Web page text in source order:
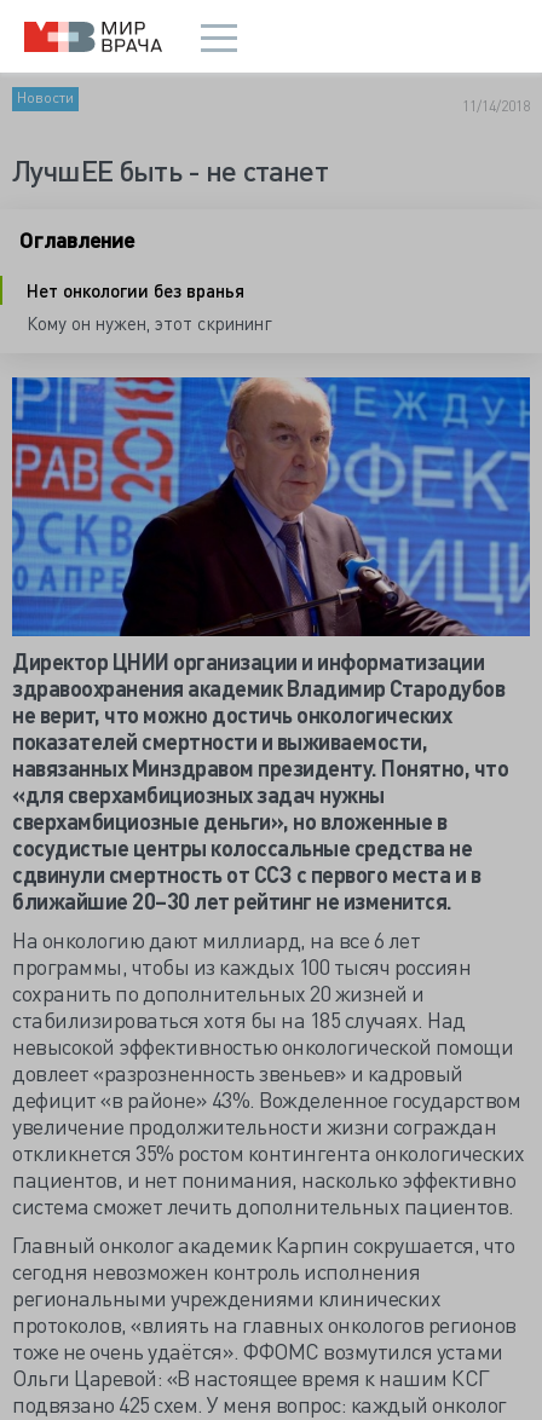
Новости 11/14/2018
ЛучшЕЕ быть - не станет
Оглавление
Нет онкологии без вранья
Кому он нужен, этот скрининг
Директор ЦНИИ организации и информатизации
здравоохранения академик Владимир Стародубов
не верит, что можно достичь онкологических
показателей смертности и выживаемости,
навязанных Минздравом президенту. Понятно, что
«для сверхамбициозных задач нужны
сверхамбициозные деньги», но вложенные в
сосудистые центры колоссальные средства не
сдвинули смертность от ССЗ с первого места и в
ближайшие 20–30 лет рейтинг не изменится.
На онкологию дают миллиард, на все 6 лет
программы, чтобы из каждых 100 тысяч россиян
сохранить по дополнительных 20 жизней и
стабилизироваться хотя бы на 185 случаях. Над
невысокой эффективностью онкологической помощи
довлеет «разрозненность звеньев» и кадровый
дефицит «в районе» 43%. Вожделенное государством
увеличение продолжительности жизни сограждан
откликнется 35% ростом контингента онкологических
пациентов, и нет понимания, насколько эффективно
система сможет лечить дополнительных пациентов.
Главный онколог академик Карпин сокрушается, что
сегодня невозможен контроль исполнения
региональными учреждениями клинических
протоколов, «влиять на главных онкологов регионов
тоже не очень удаётся». ФФОМС возмутился устами
Ольги Царевой: «В настоящее время к нашим КСГ
подвязано 425 схем. У меня вопрос: каждый онколог